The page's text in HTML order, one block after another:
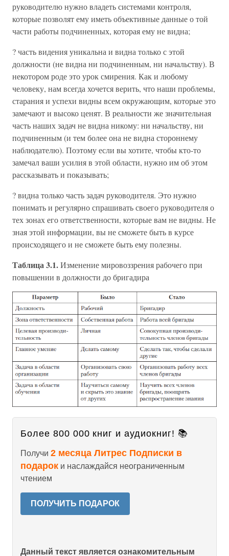
руководителю нужно владеть системами контроля,
которые позволят ему иметь объективные данные о той
части работы подчиненных, которая ему не видна;
? часть видения уникальна и видна только с этой
должности (не видна ни подчиненным, ни начальству). В
некотором роде это урок смирения. Как и любому
человеку, нам всегда хочется верить, что наши проблемы,
старания и успехи видны всем окружающим, которые это
замечают и высоко ценят. В реальности же значительная
часть наших задач не видна никому: ни начальству, ни
подчиненным (и тем более она не видна стороннему
наблюдателю). Поэтому если вы хотите, чтобы кто-то
замечал ваши усилия в этой области, нужно им об этом
рассказывать и показывать;
? видна только часть задач руководителя. Это нужно
понимать и регулярно спрашивать своего руководителя о
тех зонах его ответственности, которые вам не видны. Не
зная этой информации, вы не сможете быть в курсе
происходящего и не сможете быть ему полезны.
Таблица 3.1.Изменение мировоззрения рабочего при
повышении в должности до бригадира
Более 800 000 книг и аудиокниг! 📚
Получи 2 месяца Литрес Подписки в
подарок и наслаждайся неограниченным
чтением
ПОЛУЧИТЬ ПОДАРОК
Данный текст является ознакомительным